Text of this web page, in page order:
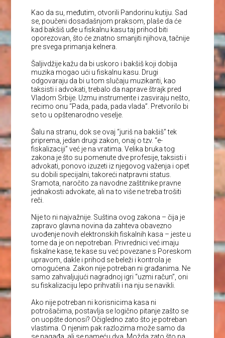
Kao da su, međutim, otvorili Pandorinu kutiju. Sad
se, poučeni dosadašnjom praksom, plaše da će
kad bakšiš uđe u fiskalnu kasu taj prihod biti
oporezovan, što će znatno smanjiti njihova, tačnije
pre svega primanja kelnera.
Šaljivdžije kažu da bi uskoro i bakšiš koji dobija
muzika mogao ući u fiskalnu kasu. Drugi
odgovaraju da bi u tom slučaju muzikanti, kao
taksisti i advokati, trebalo da naprave štrajk pred
Vladom Srbije. Uzmu instrumente i zasviraju nešto,
recimo onu “Pada, pada, pada vlada”. Pretvorilo bi
se to u opštenarodno veselje.
Šalu na stranu, dok se ovaj “juriš na bakšiš” tek
priprema, jedan drugi zakon, onaj o tzv. “e-
fiskalizaciji” već je na vratima. Velika bruka tog
zakona je što su pomenute dve profesije, taksisti i
advokati, ponovo izuzeti iz njegovog važenja i opet
su dobili specijalni, takoreći natpravni status.
Sramota, naročito za navodne zaštitnike pravne
jednakosti advokate, ali na to više ne treba trošiti
reči.
Nije to ni najvažnije. Suština ovog zakona – čija je
zapravo glavna novina da zahteva obavezno
uvođenje novih elektronskih fiskalnih kasa – jeste u
tome da je on nepotreban. Privrednici već imaju
fiskalne kase, te kase su već povezane s Poreskom
upravom, dakle i prihod se beleži i kontrola je
omogućena. Zakon nije potreban ni građanima. Ne
samo zahvaljujući nagradnoj igri “uzmi račun”, oni
su fiskalizaciju lepo prihvatili i na nju se navikli.
Ako nije potreban ni korisnicima kasa ni
potrošačima, postavlja se logično pitanje zašto se
on uopšte donosi? Očigledno zato što je potreban
vlastima. O njenim pak razlozima može samo da